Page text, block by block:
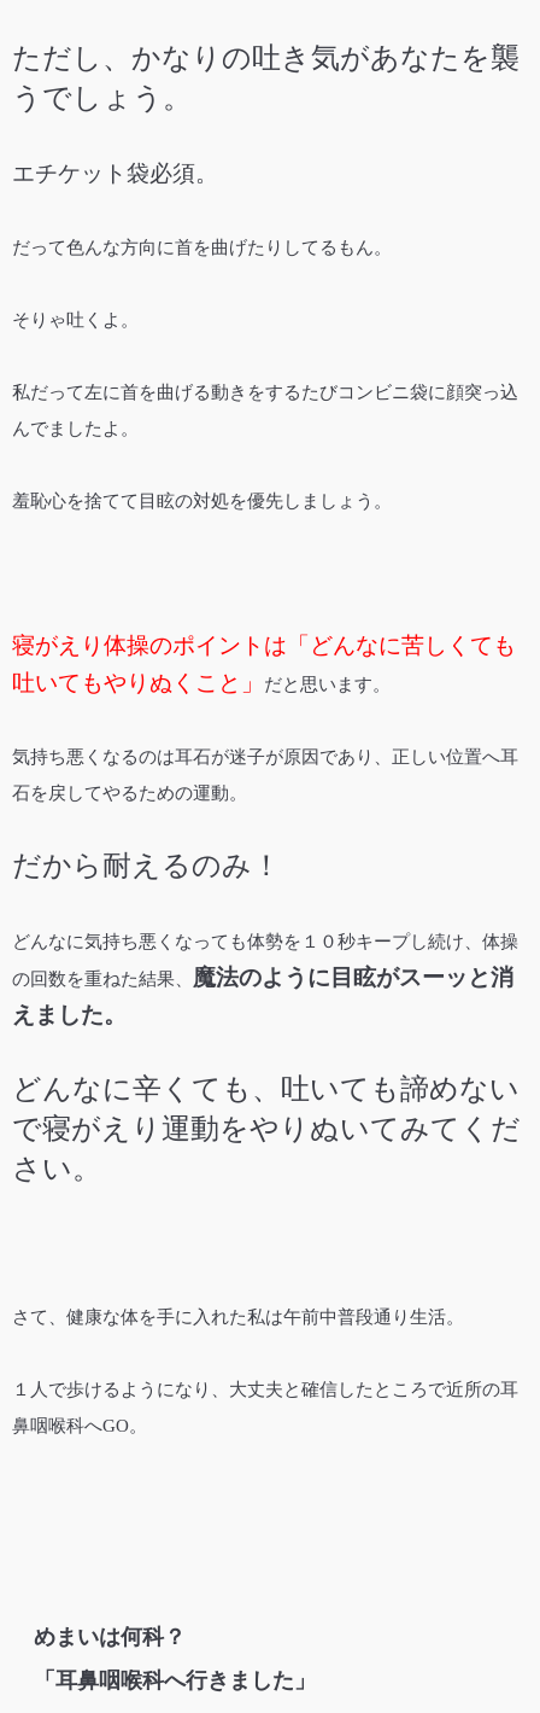
ただし、かなりの吐き気があなたを襲
うでしょう。
エチケット袋必須。
だって色んな方向に首を曲げたりしてるもん。
そりゃ吐くよ。
私だって左に首を曲げる動きをするたびコンビニ袋に顔突っ込
んでましたよ。
羞恥心を捨てて目眩の対処を優先しましょう。
寝がえり体操のポイントは「どんなに苦しくても
吐いてもやりぬくこと」
だと思います。
気持ち悪くなるのは耳石が迷子が原因であり、正しい位置へ耳
石を戻してやるための運動。
だから耐えるのみ！
どんなに気持ち悪くなっても体勢を１０秒キープし続け、体操
の回数を重ねた結果、
魔法のように目眩がスーッと消
えました。
どんなに辛くても、吐いても諦めない
で寝がえり運動をやりぬいてみてくだ
さい。
さて、健康な体を手に入れた私は午前中普段通り生活。
１人で歩けるようになり、大丈夫と確信したところで近所の耳
鼻咽喉科へGO。
めまいは何科？
「耳鼻咽喉科へ行きました」